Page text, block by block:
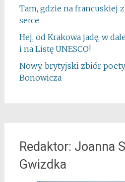
Tam, gdzie na francuskiej
serce
Hej, od Krakowa jadę, w
i na Listę UNESCO!
Nowy, brytyjski zbiór
Bonowicza
Redaktor: Joanna
Gwizdka